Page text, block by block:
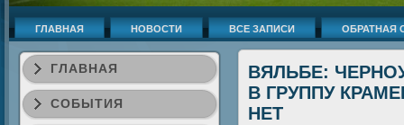
ГЛАВНАЯ НОВОСТИ ВСЕ ЗАПИСИ ОБРАТНАЯ
ГЛАВНАЯ
СОБЫТИЯ
ВЯЛЬБЕ:
В ГРУППУ
НЕТ